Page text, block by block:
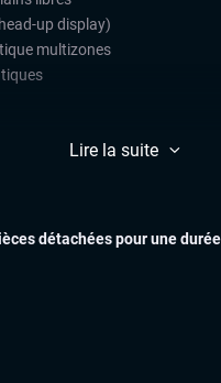
up display)
multizones
et arrière
la fermeture)
Lire la suite
détachées pour une